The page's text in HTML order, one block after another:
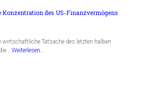
Konzentration des US-Finanzvermögens
wirtschaftliche Tatsache des letzten halben
…Weiterlesen...